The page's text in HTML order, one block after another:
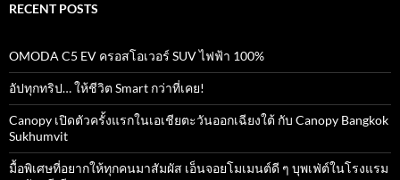
RECENT POSTS
OMODA C5 EV ครอสโอเวอร์ SUV ไฟฟ้า 100%
อัปทุกทริป… ให้ชีวิต Smart กว่าที่เคย!
Canopy เปิดตัวครั้งแรกในเอเชียตะวันออกเฉียงใต้ กับ Canopy Bangkok
Sukhumvit
มื้อพิเศษที่อยากให้ทุกคนมาสัมผัส เอ็นจอยโมเมนต์ดี ๆ บุพเฟ่ต์ในโรงแรม